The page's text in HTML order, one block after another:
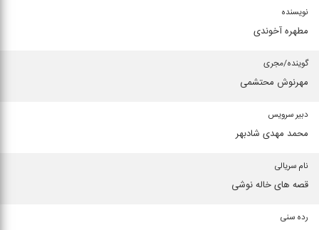
نویسنده
مطهره آخوندی
گوینده/مجری
مهرنوش محتشمی
دبیر سرویس
محمد مهدی شادبهر
نام سریالی
قصه های خاله نوشی
رده سنی